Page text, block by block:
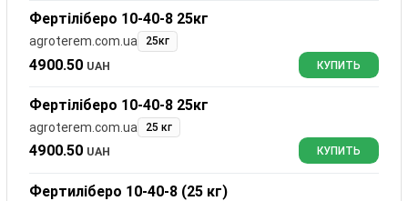
Фертіліберо 10-40-8 25кг
agroterem.com.ua 25кг
4900.50 UAH КУПИТЬ
Фертіліберо 10-40-8 25кг
agroterem.com.ua 25 кг
4900.50 UAH КУПИТЬ
Фертиліберо 10-40-8 (25 кг)